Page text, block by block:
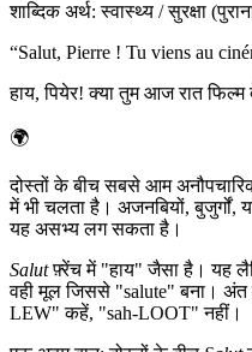
शाब्दिक अर्थ: स्वास्थ्य / सुरक्षा
“Salut, Pierre ! Tu viens au
हाय, पियेर! क्या तुम आज रात
🌍
दोस्तों के बीच सबसे आम
में भी चलता है। अजनबियों, बुजुर्गों,
यह असभ्य लग सकता है।
Salutफ़्रेंच में "हाय" जैसा है। यह
वही मूल जिससे "salute" बना। अंत
LEW" कहें, "sah-LOOT" नहीं।